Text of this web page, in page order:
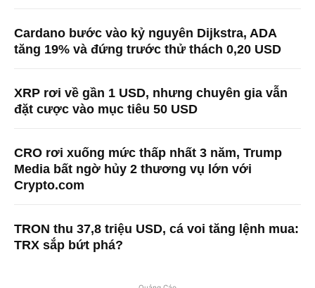
Cardano bước vào kỷ nguyên Dijkstra, ADA
tăng 19% và đứng trước thử thách 0,20 USD
XRP rơi về gần 1 USD, nhưng chuyên gia vẫn
đặt cược vào mục tiêu 50 USD
CRO rơi xuống mức thấp nhất 3 năm, Trump
Media bất ngờ hủy 2 thương vụ lớn với
Crypto.com
TRON thu 37,8 triệu USD, cá voi tăng lệnh mua:
TRX sắp bứt phá?